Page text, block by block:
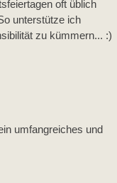
oft üblich
unterstütze ich
zu kümmern... :)
umfangreiches und